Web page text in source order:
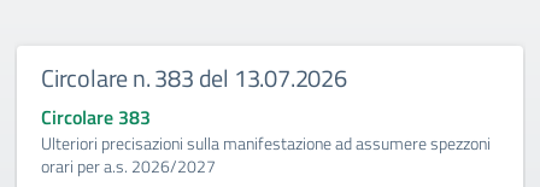
Circolare n. 383 del 13.07.2026
Circolare 383
Ulteriori precisazioni sulla manifestazione ad assumere spezzoni
orari per a.s. 2026/2027